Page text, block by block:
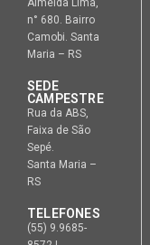
Almeida Lima,
n° 680. Bairro
Camobi. Santa
Maria – RS
SEDE
CAMPESTRE
Rua da ABS,
Faixa de São
Sepé.
Santa Maria –
RS
TELEFONES
(55) 9.9685-